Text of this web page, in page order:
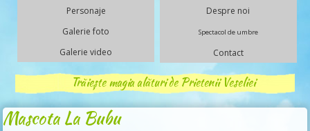
Personaje
Galerie foto
Galerie video
Despre noi
Spectacol de umbre
Contact
Trăiește magia alături de Prietenii Veseliei
Mascota La Bubu